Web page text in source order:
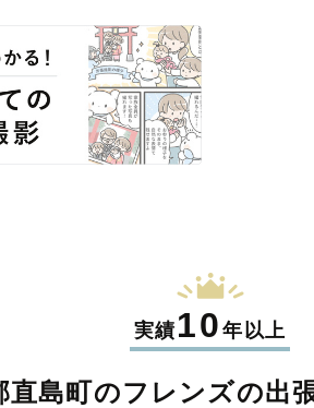
実績10年以上
直島町のフレンズの出